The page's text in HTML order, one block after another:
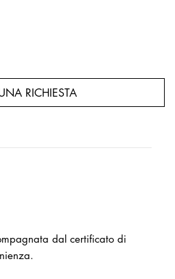
RICHIESTA
dal certificato di